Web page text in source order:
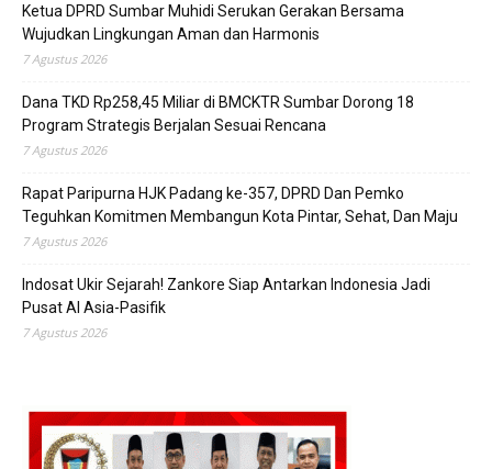
Ketua DPRD Sumbar Muhidi Serukan Gerakan Bersama
Wujudkan Lingkungan Aman dan Harmonis
7 Agustus 2026
Dana TKD Rp258,45 Miliar di BMCKTR Sumbar Dorong 18
Program Strategis Berjalan Sesuai Rencana
7 Agustus 2026
Rapat Paripurna HJK Padang ke-357, DPRD Dan Pemko
Teguhkan Komitmen Membangun Kota Pintar, Sehat, Dan Maju
7 Agustus 2026
Indosat Ukir Sejarah! Zankore Siap Antarkan Indonesia Jadi
Pusat AI Asia-Pasifik
7 Agustus 2026